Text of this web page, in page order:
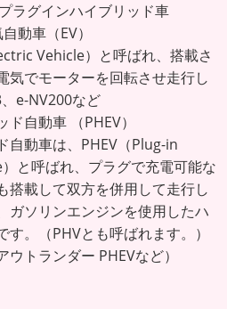
ラグインハイブリッド車
動車（EV）
Vehicle）と呼ばれ、搭載さ
気でモーターを回転させ走行し
e-NV200など
ド自動車 （PHEV）
自動車は、PHEV（Plug-in
と呼ばれ、プラグで充電可能な
搭載して双方を併用して走行し
ガソリンエンジンを使用したハ
。（PHVとも呼ばれます。）
ウトランダー PHEVなど）